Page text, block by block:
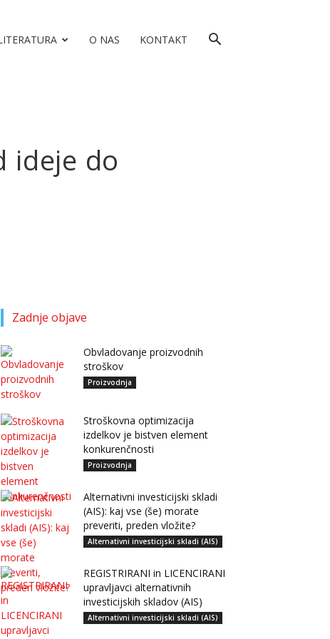
O NAS KONTAKT
ideje do
Zadnje objave
Obvladovanje proizvodnih
stroškov
Proizvodnja
Stroškovna optimizacija
izdelkov je bistven element
konkurenčnosti
Proizvodnja
Alternativni investicijski skladi
(AIS): kaj vse (še) morate
preveriti, preden vložite?
Alternativni investicijski skladi (AIS)
REGISTRIRANI in LICENCIRANI
upravljavci alternativnih
investicijskih skladov (AIS)
Alternativni investicijski skladi (AIS)